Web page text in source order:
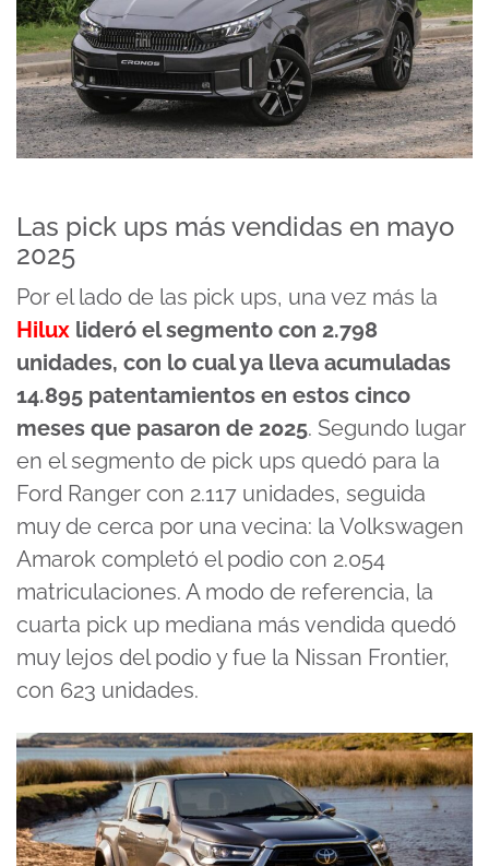
Las pick ups más vendidas en mayo
2025
Por el lado de las pick ups, una vez más la
Hilux lideró el segmento con 2.798
unidades, con lo cual ya lleva acumuladas
14.895 patentamientos en estos cinco
meses que pasaron de 2025. Segundo lugar
en el segmento de pick ups quedó para la
Ford Ranger con 2.117 unidades, seguida
muy de cerca por una vecina: la Volkswagen
Amarok completó el podio con 2.054
matriculaciones. A modo de referencia, la
cuarta pick up mediana más vendida quedó
muy lejos del podio y fue la Nissan Frontier,
con 623 unidades.